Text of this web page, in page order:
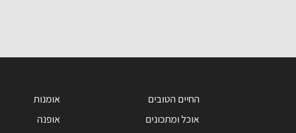
החיים הטובים
אוכל ומתכונים
אומנות
אופנה